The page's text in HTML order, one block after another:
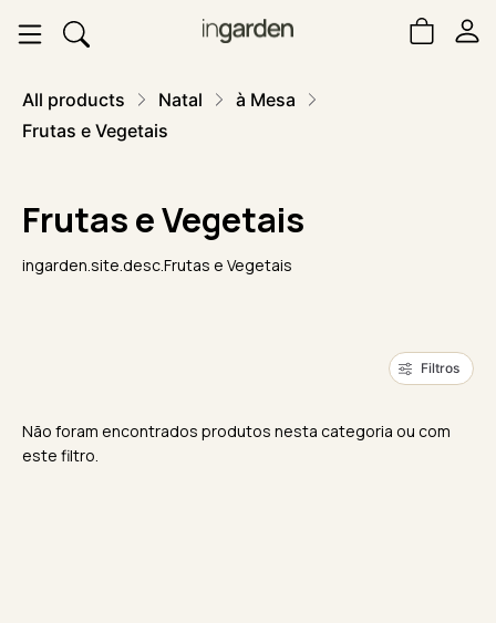
All products Natal
à Mesa
Frutas e Vegetais
Frutas e Vegetais
ingarden.site.desc.Frutas e Vegetais
Filtros
Não foram encontrados produtos nesta categoria ou com
este filtro.